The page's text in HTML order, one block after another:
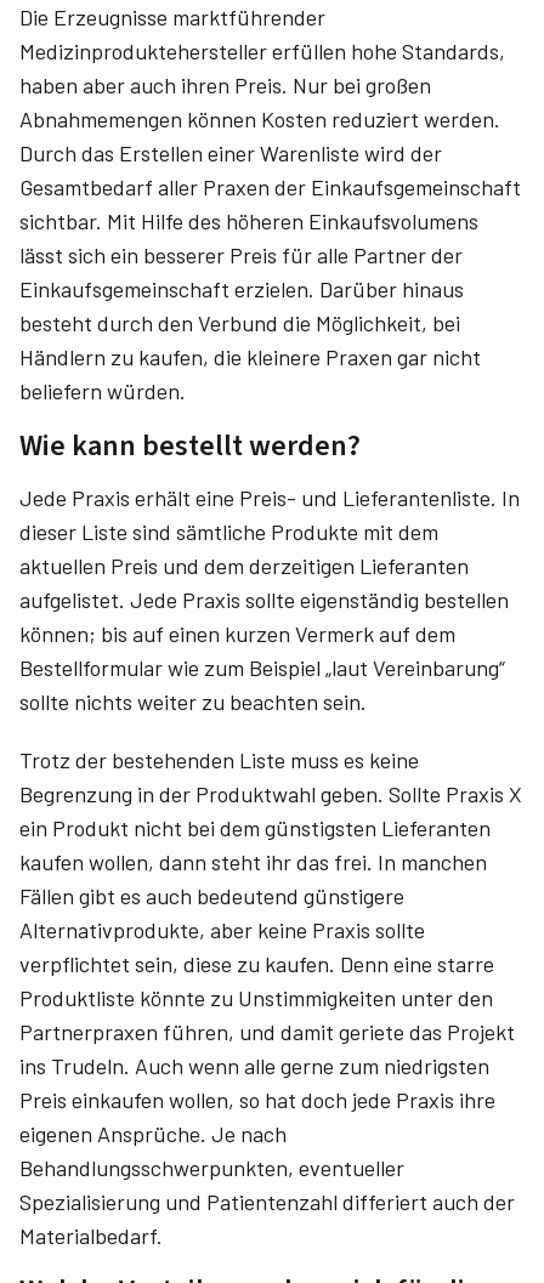
Die Erzeugnisse marktführender
Medizinproduktehersteller erfüllen hohe Standards,
haben aber auch ihren Preis. Nur bei großen
Abnahmemengen können Kosten reduziert werden.
Durch das Erstellen einer Warenliste wird der
Gesamtbedarf aller Praxen der Einkaufsgemeinschaft
sichtbar. Mit Hilfe des höheren Einkaufsvolumens
lässt sich ein besserer Preis für alle Partner der
Einkaufsgemeinschaft erzielen. Darüber hinaus
besteht durch den Verbund die Möglichkeit, bei
Händlern zu kaufen, die kleinere Praxen gar nicht
beliefern würden.
Wie kann bestellt werden?
Jede Praxis erhält eine Preis- und Lieferantenliste. In
dieser Liste sind sämtliche Produkte mit dem
aktuellen Preis und dem derzeitigen Lieferanten
aufgelistet. Jede Praxis sollte eigenständig bestellen
können; bis auf einen kurzen Vermerk auf dem
Bestellformular wie zum Beispiel „laut Vereinbarung“
sollte nichts weiter zu beachten sein.
Trotz der bestehenden Liste muss es keine
Begrenzung in der Produktwahl geben. Sollte Praxis X
ein Produkt nicht bei dem günstigsten Lieferanten
kaufen wollen, dann steht ihr das frei. In manchen
Fällen gibt es auch bedeutend günstigere
Alternativprodukte, aber keine Praxis sollte
verpflichtet sein, diese zu kaufen. Denn eine starre
Produktliste könnte zu Unstimmigkeiten unter den
Partnerpraxen führen, und damit geriete das Projekt
ins Trudeln. Auch wenn alle gerne zum niedrigsten
Preis einkaufen wollen, so hat doch jede Praxis ihre
eigenen Ansprüche. Je nach
Behandlungsschwerpunkten, eventueller
Spezialisierung und Patientenzahl differiert auch der
Materialbedarf.